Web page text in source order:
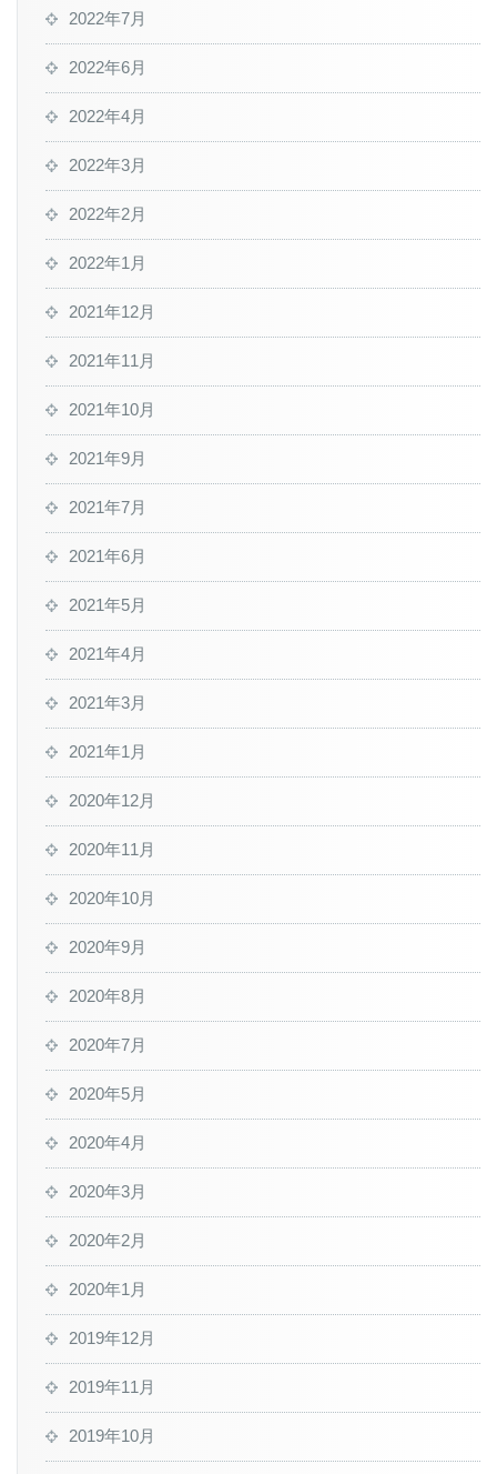
2022年7月
2022年6月
2022年4月
2022年3月
2022年2月
2022年1月
2021年12月
2021年11月
2021年10月
2021年9月
2021年7月
2021年6月
2021年5月
2021年4月
2021年3月
2021年1月
2020年12月
2020年11月
2020年10月
2020年9月
2020年8月
2020年7月
2020年5月
2020年4月
2020年3月
2020年2月
2020年1月
2019年12月
2019年11月
2019年10月